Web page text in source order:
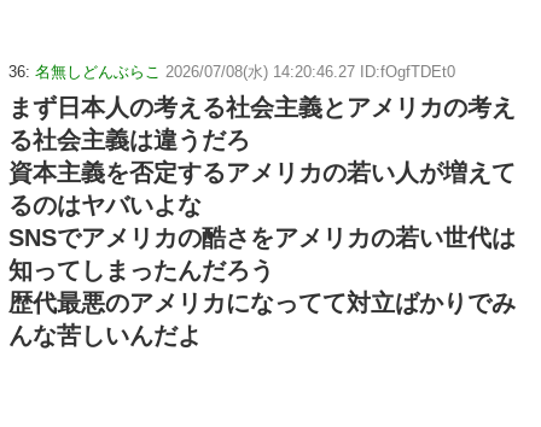
36: 名無しどんぶらこ 2026/07/08(水) 14:20:46.27 ID:fOgfTDEt0
まず日本人の考える社会主義とアメリカの考え
る社会主義は違うだろ
資本主義を否定するアメリカの若い人が増えて
るのはヤバいよな
SNSでアメリカの酷さをアメリカの若い世代は
知ってしまったんだろう
歴代最悪のアメリカになってて対立ばかりでみ
んな苦しいんだよ